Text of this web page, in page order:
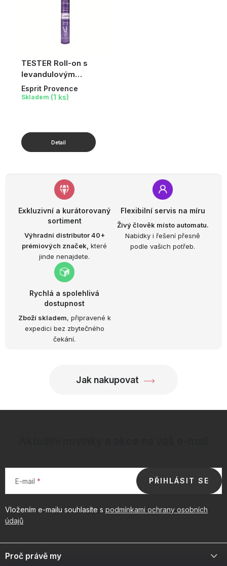
TESTER Roll-on s
levandulovým
esenciálním olejem, 10
ml
Esprit Provence
Skladem (1 ks)
Exkluzivní a kurátorovaný
sortiment
Výhradní distributor 40+
prémiových značek, které
jinde nenajdete.
Flexibilní servis na míru
Živý člověk místo automatu.
Nabídky i řešení přesně
podle vašich potřeb.
Rychlá a spolehlivá
dostupnost
Zboží skladem, připravené k
expedici bez zbytečného
čekání.
Jak nakupovat
E-mail
Vložením e-mailu souhlasíte s podmínkami ochrany osobních
údajů
PŘIHLÁSIT SE
á
pProč právě my